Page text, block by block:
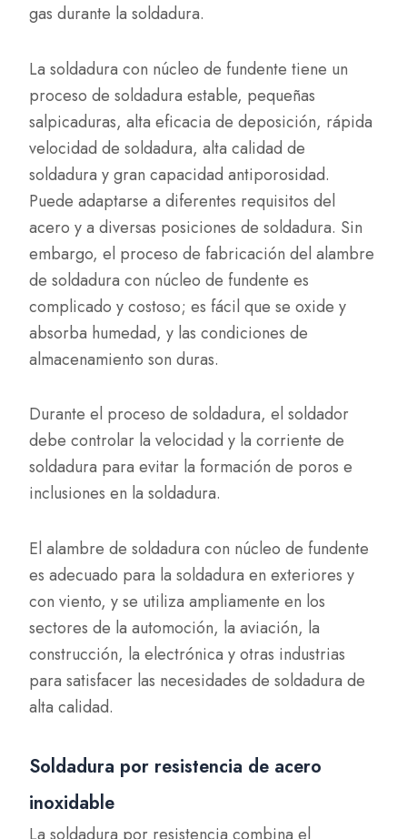
gas durante la soldadura.
La soldadura con núcleo de fundente tiene un
proceso de soldadura estable, pequeñas
salpicaduras, alta eficacia de deposición, rápida
velocidad de soldadura, alta calidad de
soldadura y gran capacidad antiporosidad.
Puede adaptarse a diferentes requisitos del
acero y a diversas posiciones de soldadura. Sin
embargo, el proceso de fabricación del alambre
de soldadura con núcleo de fundente es
complicado y costoso; es fácil que se oxide y
absorba humedad, y las condiciones de
almacenamiento son duras.
Durante el proceso de soldadura, el soldador
debe controlar la velocidad y la corriente de
soldadura para evitar la formación de poros e
inclusiones en la soldadura.
El alambre de soldadura con núcleo de fundente
es adecuado para la soldadura en exteriores y
con viento, y se utiliza ampliamente en los
sectores de la automoción, la aviación, la
construcción, la electrónica y otras industrias
para satisfacer las necesidades de soldadura de
alta calidad.
Soldadura por resistencia de acero
inoxidable